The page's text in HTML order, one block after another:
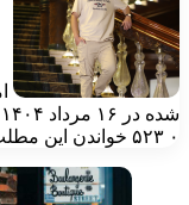
در ۱۶ مرداد ۱۴۰۴
خواندن این مطلب ۹ دقیقه زمان